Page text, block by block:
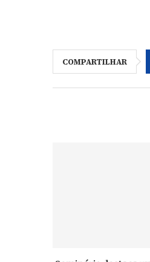
COMPARTILHAR